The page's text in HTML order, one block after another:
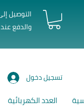
التوصيل
والدفع
تسجيل دخول
العدد الكهربائية